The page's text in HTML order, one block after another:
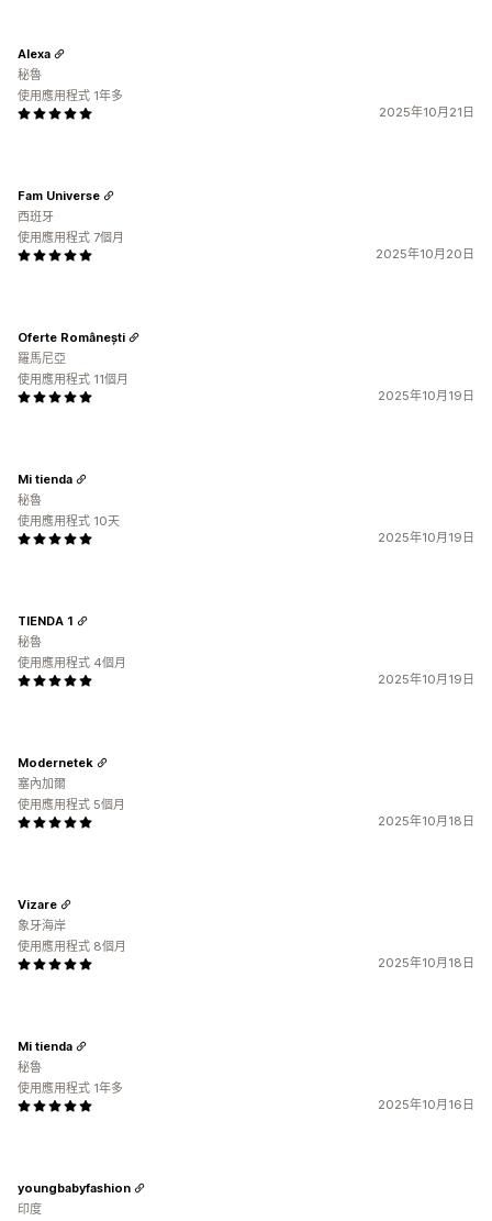
2025年10月21日
Alexa
秘魯
使用應用程式 1年多
2025年10月20日
Fam Universe
西班牙
使用應用程式 7個月
2025年10月19日
Oferte Românești
羅馬尼亞
使用應用程式 11個月
2025年10月19日
Mi tienda
秘魯
使用應用程式 10天
2025年10月19日
TIENDA 1
秘魯
使用應用程式 4個月
2025年10月18日
Modernetek
塞內加爾
使用應用程式 5個月
2025年10月18日
Vizare
象牙海岸
使用應用程式 8個月
2025年10月16日
Mi tienda
秘魯
使用應用程式 1年多
youngbabyfashion
印度